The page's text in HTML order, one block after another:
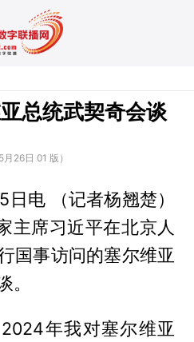
总统武契奇会谈
26日 01 版）
电 （记者杨翘楚）
主席习近平在北京人
国事访问的塞尔维亚
。
年我对塞尔维亚